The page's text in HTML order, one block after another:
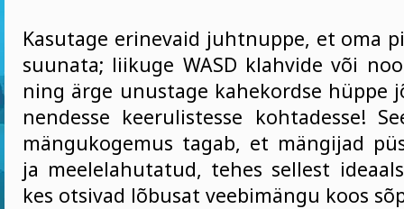
Kasutage erinevaid juhtnuppe, et oma
suunata; liikuge WASD klahvide või
ning ärge unustage kahekordse hüppe
nendesse keerulistesse kohtadesse!
mängukogemus tagab, et mängijad
ja meelelahutatud, tehes sellest
kes otsivad lõbusat veebimängu koos